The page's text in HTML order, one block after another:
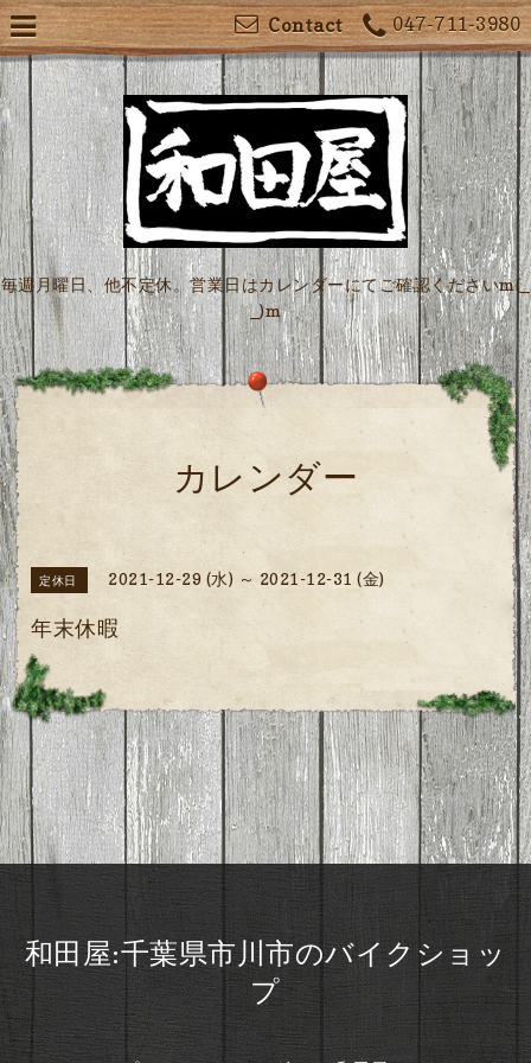
047-711-3980
Contact
毎週月曜日、他不定休。営業日はカレンダーにてご確認くださいm(_
_)m
カレンダー
定休日 2021-12-29 (水) ～ 2021-12-31 (金)
年末休暇
和田屋:千葉県市川市のバイクショッ
プ